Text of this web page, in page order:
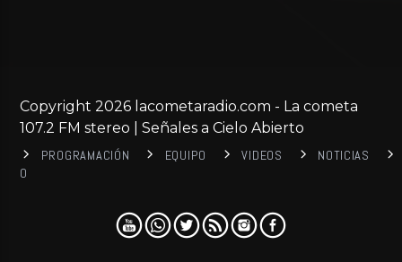
Copyright 2026 lacometaradio.com - La cometa
107.2 FM stereo | Señales a Cielo Abierto
PROGRAMACIÓN EQUIPO VIDEOS
NOTICIAS
0